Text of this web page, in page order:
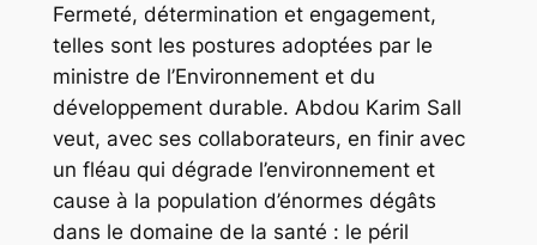
Fermeté, détermination et engagement,
telles sont les postures adoptées par le
ministre de l’Environnement et du
développement durable. Abdou Karim Sall
veut, avec ses collaborateurs, en finir avec
un fléau qui dégrade l’environnement et
cause à la population d’énormes dégâts
dans le domaine de la santé : le péril